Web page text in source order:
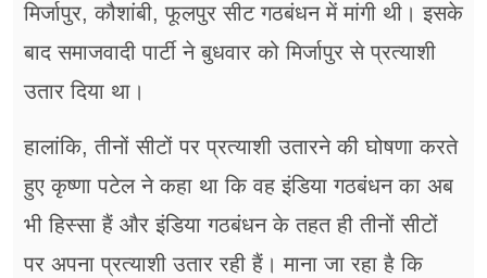
मिर्जापुर, कौशांबी, फूलपुर सीट गठबंधन में मांगी थी। इसके
बाद समाजवादी पार्टी ने बुधवार को मिर्जापुर से प्रत्याशी
उतार दिया था।
हालांकि, तीनों सीटों पर प्रत्याशी उतारने की घोषणा करते
हुए कृष्णा पटेल ने कहा था कि वह इंडिया गठबंधन का अब
भी हिस्सा हैं और इंडिया गठबंधन के तहत ही तीनों सीटों
पर अपना प्रत्याशी उतार रही हैं। माना जा रहा है कि